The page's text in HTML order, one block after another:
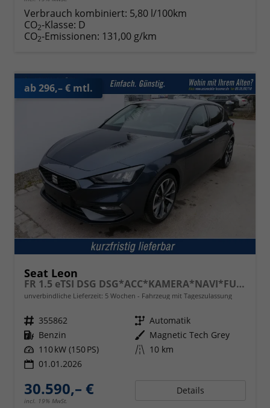
Verbrauch kombiniert: 5,80 l/100km
CO2-Klasse: D
CO2-Emissionen: 131,00 g/km
ab 296,– € mtl.
Seat Leon
FR 1.5 eTSI DSG DSG*ACC*KAMERA*NAVI*FULL-LINK*LENKRADHEIZUNG*3-ZONE KLIMAAUTOMATIK
unverbindliche Lieferzeit: 5 Wochen Fahrzeug mit Tageszulassung
Fahrzeugnr. 355862 Getriebe Automatik
Kraftstoff Benzin Außenfarbe Magnetic Tech Grey
Leistung 110 kW (150 PS) Kilometerstand 10 km
01.01.2026
30.590,– €
incl. 19% MwSt.
Details